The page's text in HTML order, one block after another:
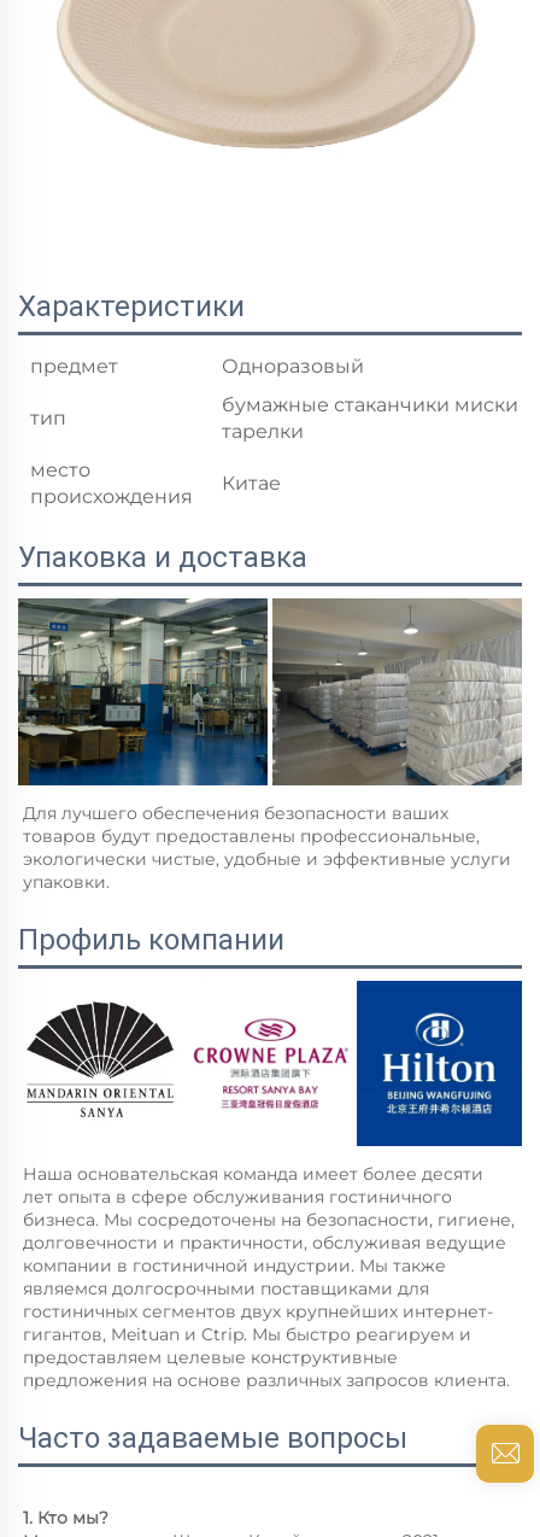
Характеристики
предмет Одноразовый
тип
бумажные стаканчики миски
тарелки
место
происхождения
Китае
Упаковка и доставка
Для лучшего обеспечения безопасности ваших
товаров будут предоставлены профессиональные,
экологически чистые, удобные и эффективные услуги
упаковки.
Профиль компании
Наша основательская команда имеет более десяти
лет опыта в сфере обслуживания гостиничного
бизнеса. Мы сосредоточены на безопасности, гигиене,
долговечности и практичности, обслуживая ведущие
компании в гостиничной индустрии. Мы также
являемся долгосрочными поставщиками для
гостиничных сегментов двух крупнейших интернет-
гигантов, Meituan и Ctrip. Мы быстро реагируем и
предоставляем целевые конструктивные
предложения на основе различных запросов клиента.
Часто задаваемые вопросы
1. Кто мы?